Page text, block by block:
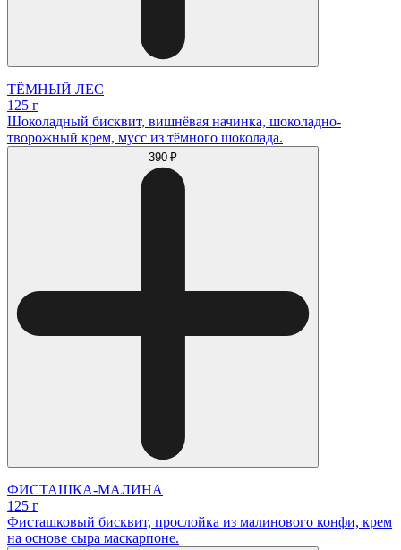
ТЁМНЫЙ ЛЕС
125 г
Шоколадный бисквит, вишнёвая начинка, шоколадно-
творожный крем, мусс из тёмного шоколада.
390 ₽
ФИСТАШКА-МАЛИНА
125 г
Фисташковый бисквит, прослойка из малинового конфи, крем
на основе сыра маскарпоне.